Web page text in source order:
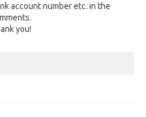
account number etc. in the
you!